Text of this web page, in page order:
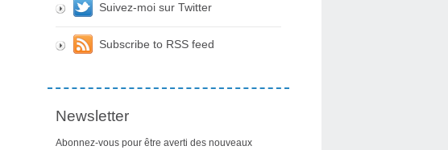
Suivez-moi sur Twitter
Subscribe to RSS feed
Newsletter
Abonnez-vous pour être averti des nouveaux